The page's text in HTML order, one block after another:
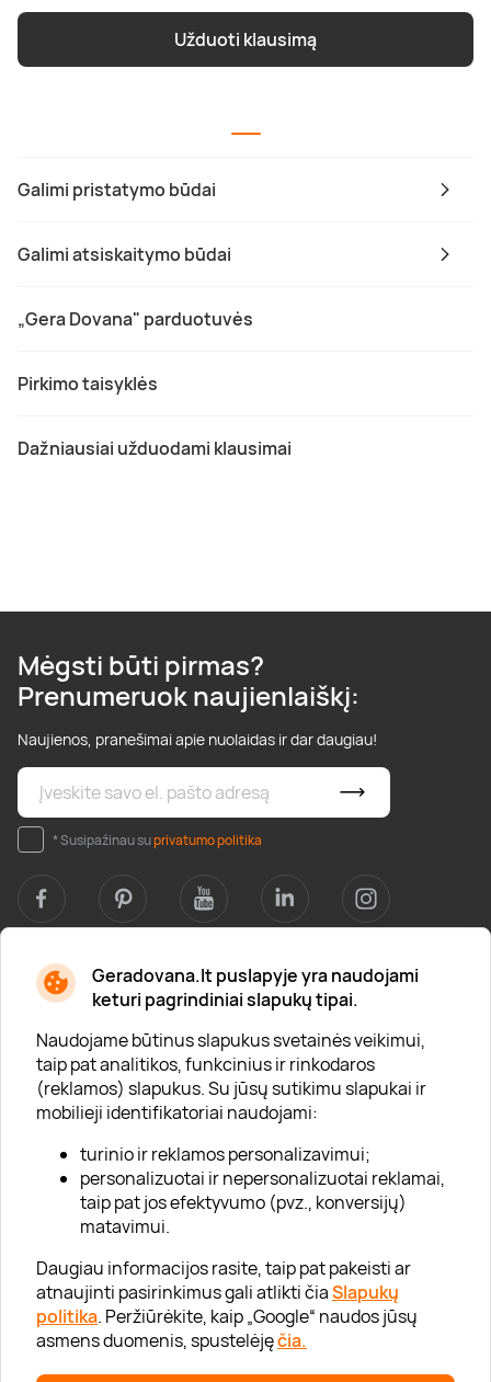
Geradovana.lt puslapyje yra naudojami
keturi pagrindiniai slapukų tipai.
Naudojame būtinus slapukus svetainės veikimui,
taip pat analitikos, funkcinius ir rinkodaros
(reklamos) slapukus. Su jūsų sutikimu slapukai ir
mobilieji identifikatoriai naudojami:
turinio ir reklamos personalizavimui;
personalizuotai ir nepersonalizuotai reklamai,
taip pat jos efektyvumo (pvz., konversijų)
matavimui.
Daugiau informacijos rasite, taip pat pakeisti ar
atnaujinti pasirinkimus gali atlikti čiaSlapukų
politika. Peržiūrėkite, kaip „Google“ naudos jūsų
asmens duomenis, spustelėjęčia.
Galimi pristatymo būdai
Galimi atsiskaitymo būdai
„Gera Dovana" parduotuvės
Pirkimo taisyklės
Dažniausiai užduodami klausimai
Užduoti klausimą
Mėgsti būti pirmas?
Prenumeruok naujienlaiškį:
Naujienos, pranešimai apie nuolaidas ir dar daugiau!
* Susipažinau suprivatumo politika
Apie mus
Apie „Gera Dovana“
Lojalumo klubas
Karjera
Visi partneriai
Kontaktai
Tinklaraštis
Informacija